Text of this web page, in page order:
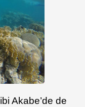
Akabe’de de